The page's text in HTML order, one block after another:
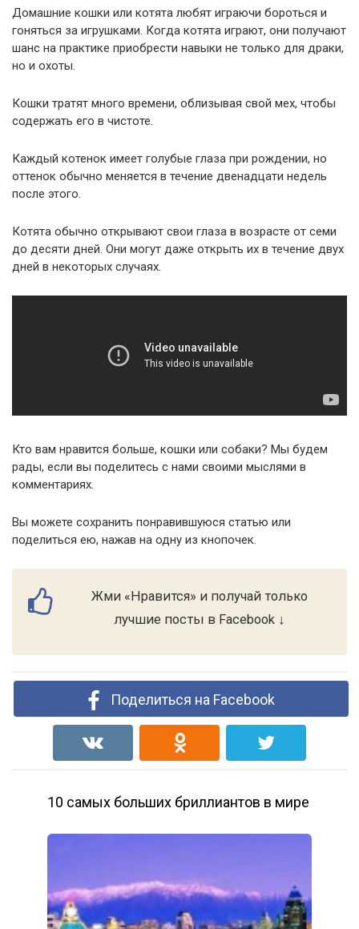
Домашние кошки или котята любят играючи бороться и
гоняться за игрушками. Когда котята играют, они получают
шанс на практике приобрести навыки не только для драки,
но и охоты.
Кошки тратят много времени, облизывая свой мех, чтобы
содержать его в чистоте.
Каждый котенок имеет голубые глаза при рождении, но
оттенок обычно меняется в течение двенадцати недель
после этого.
Котята обычно открывают свои глаза в возрасте от семи
до десяти дней. Они могут даже открыть их в течение двух
дней в некоторых случаях.
Кто вам нравится больше, кошки или собаки? Мы будем
рады, если вы поделитесь с нами своими мыслями в
комментариях.
Вы можете сохранить понравившуюся статью или
поделиться ею, нажав на одну из кнопочек.
Жми «Нравится» и получай только
лучшие посты в Facebook ↓
Поделиться на Facebook
10 самых больших бриллиантов в мире